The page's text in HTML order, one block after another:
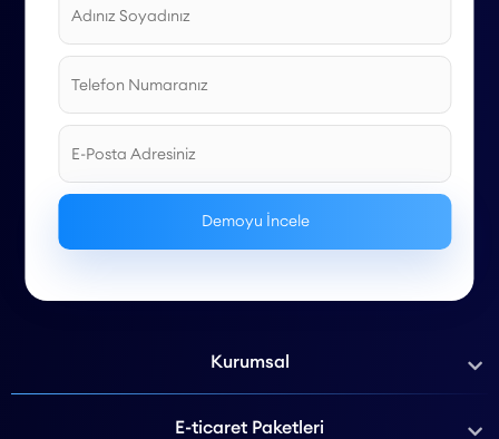
Kurumsal
E-ticaret Paketleri